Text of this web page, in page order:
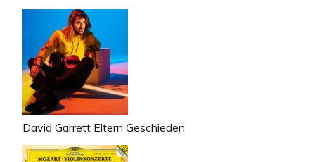
David Garrett Eltern Geschieden